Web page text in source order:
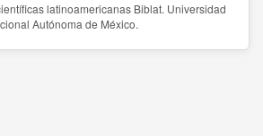
latinoamericanas Biblat. Universidad
Autónoma de México.